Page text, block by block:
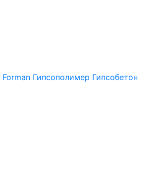
Forman Гипсополимер Гипсобетон